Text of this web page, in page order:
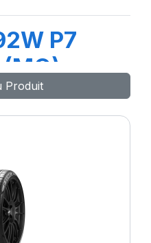
P7
(MO)
Produit